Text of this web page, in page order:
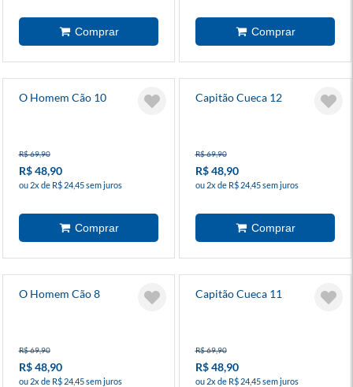
O Homem Cão 10
R$ 69,90
R$ 48,90
ou 2x de R$ 24,45 sem juros
Capitão Cueca 12
R$ 69,90
R$ 48,90
ou 2x de R$ 24,45 sem juros
O Homem Cão 8
R$ 69,90
R$ 48,90
ou 2x de R$ 24,45 sem juros
Capitão Cueca 11
R$ 69,90
R$ 48,90
ou 2x de R$ 24,45 sem juros